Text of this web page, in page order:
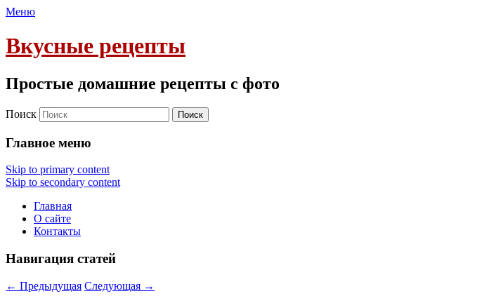
Меню
Вкусные рецепты
Простые домашние рецепты с фото
Поиск
Главное меню
Skip to primary content
Skip to secondary content
Главная
О сайте
Контакты
Навигация статей
← Предыдущая Следующая →